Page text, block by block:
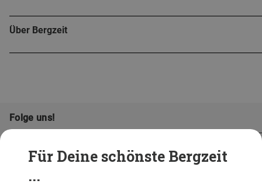
Für Deine schönste Bergzeit
...
Über Bergzeit
Folge uns!